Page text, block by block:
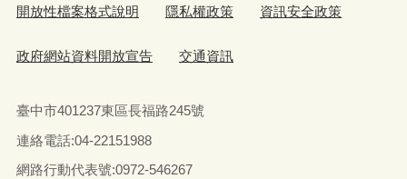
開放性檔案格式說明 隱私權政策 資訊安全政策
政府網站資料開放宣告 交通資訊
臺中市401237東區長福路245號
連絡電話:04-22151988
網路行動代表號:0972-546267